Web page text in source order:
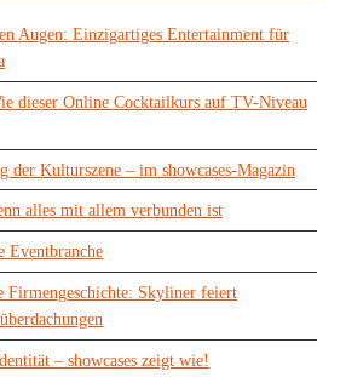
Augen: Einzigartiges Entertainment für
dieser Online Cocktailkurs auf TV-Niveau
Kulturszene – im showcases-Magazin
alles mit allem verbunden ist
Eventbranche
Firmengeschichte: Skyliner feiert
– showcases zeigt wie!